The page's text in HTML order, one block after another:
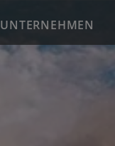
UNTERNEHMEN